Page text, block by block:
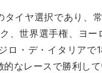
イヤ選択であり、
、世界選手権、ヨー
ロ・デ・イタリアで
なレースで勝利して